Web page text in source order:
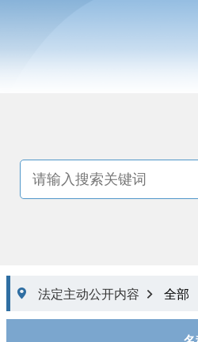
 法定主动公开内容  全部